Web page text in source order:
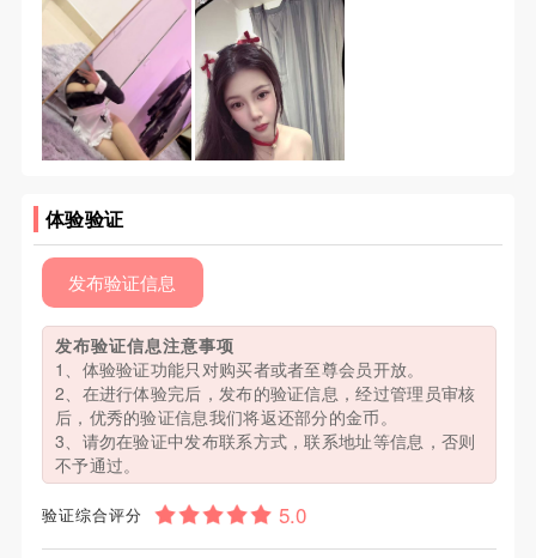
体验验证
发布验证信息
发布验证信息注意事项
1、体验验证功能只对购买者或者至尊会员开放。
2、在进行体验完后，发布的验证信息，经过管理员审核
后，优秀的验证信息我们将返还部分的金币。
3、请勿在验证中发布联系方式，联系地址等信息，否则
不予通过。
验证综合评分